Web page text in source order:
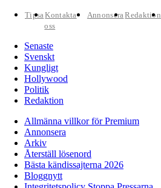
TipsaKontakta
oss
AnnonseraRedaktion
Senaste
Svenskt
Kungligt
Hollywood
Politik
Redaktion
Allmänna villkor för Premium
Annonsera
Arkiv
Återställ lösenord
Bästa kändissajterna 2026
Bloggnytt